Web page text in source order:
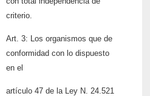
criterio.
Art. 3: Los organismos que de
conformidad con lo dispuesto
en el
artículo 47 de la Ley N. 24.521